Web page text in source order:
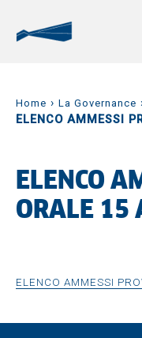
Home › La Governance
ELENCO AMMESSI
ELENCO
ORALE 15
ELENCO AMMESSI